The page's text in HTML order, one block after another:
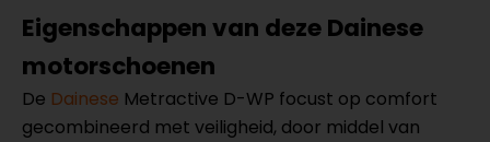
Eigenschappen van deze Dainese
motorschoenen
De Dainese Metractive D-WP focust op comfort
gecombineerd met veiligheid, door middel van